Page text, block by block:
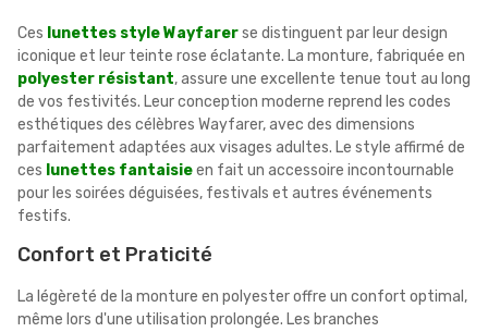
Ces lunettes style Wayfarerse distinguent par leur design
iconique et leur teinte rose éclatante. La monture, fabriquée en
polyester résistant, assure une excellente tenue tout au long
de vos festivités. Leur conception moderne reprend les codes
esthétiques des célèbres Wayfarer, avec des dimensions
parfaitement adaptées aux visages adultes. Le style affirmé de
ces lunettes fantaisieen fait un accessoire incontournable
pour les soirées déguisées, festivals et autres événements
festifs.
Confort et Praticité
La légèreté de la monture en polyester offre un confort optimal,
même lors d'une utilisation prolongée. Les branches